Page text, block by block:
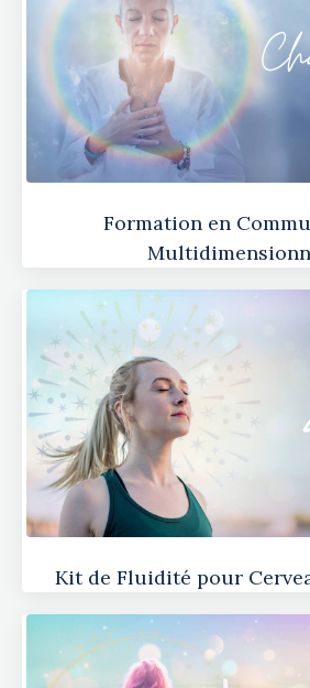
Formation en
Kit de Fluidité pour